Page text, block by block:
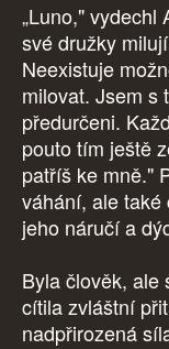
„Luno," vydechl
své družky
Neexistuje
milovat. Jsem s
předurčeni.
pouto tím ještě
patříš ke mně."
váhání, ale
jeho náručí a
Byla člověk, ale
cítila zvláštní
nadpřirozená